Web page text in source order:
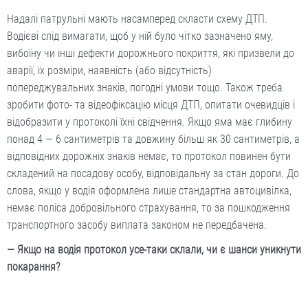
Надалі патрульні мають насамперед скласти схему ДТП.
Водієві слід вимагати, щоб у ній було чітко зазначено яму,
вибоїну чи інші дефекти дорожнього покриття, які призвели до
аварії, їх розміри, наявність (або відсутність)
попереджувальних знаків, погодні умови тощо. Також треба
зробити фото- та відео­фіксацію місця ДТП, опитати очевидців і
відобразити у протоколі їхні свідчення. Якщо яма має глибину
понад 4 — 6 сантиметрів та довжину більш як 30 сантиметрів, а
відповідних дорожніх знаків немає, то протокол повинен бути
складений на посадову особу, відповідальну за стан дороги. До
слова, якщо у водія оформлена лише стандартна автоцивілка,
немає поліса добровільного страхування, то за пошкодження
транспортного засобу виплата законом не передбачена.
— Якщо на водія протокол усе-таки склали, чи є шанси уникнути
покарання?